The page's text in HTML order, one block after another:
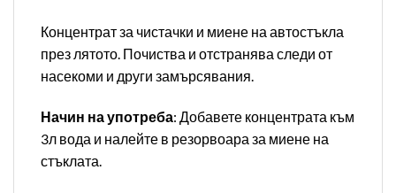
Концентрат за чистачки и миене на автостъкла
през лятото. Почиства и отстранява следи от
насекоми и други замърсявания.
Начин на употреба: Добавете концентрата към
3л вода и налейте в резорвоара за миене на
стъклата.